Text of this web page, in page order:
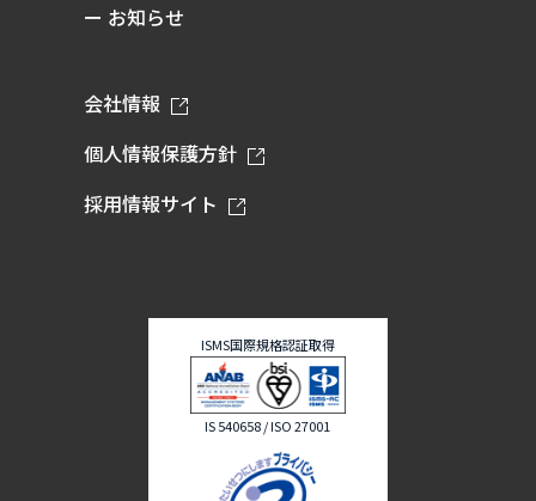
ー お知らせ
会社情報
個人情報保護方針
採用情報サイト
ISMS国際規格認証取得
IS 540658 / ISO 27001